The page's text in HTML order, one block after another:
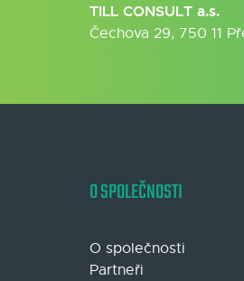
TILL CONSULT a.s.
Čechova 29, 750 11
O SPOLEČNOSTI
O společnosti
Partneři